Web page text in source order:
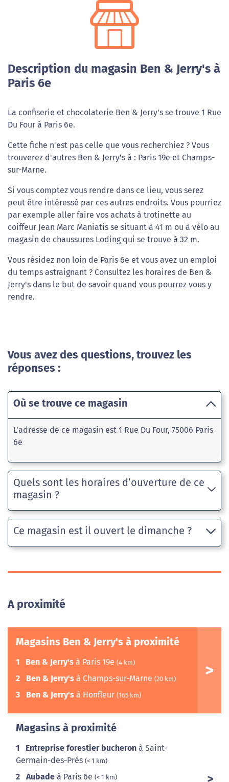
Description du magasin Ben & Jerry's à
Paris 6e
La confiserie et chocolaterie Ben & Jerry's se trouve 1 Rue
Du Four à Paris 6e.
Cette fiche n'est pas celle que vous recherchiez ? Vous
trouverez d'autres Ben & Jerry's à : Paris 19e et Champs-
sur-Marne.
Si vous comptez vous rendre dans ce lieu, vous serez
peut être intéressé par ces autres endroits. Vous pourriez
par exemple aller faire vos achats à trotinette au
coiffeur Jean Marc Maniatis se situant à 41 m ou à vélo au
magasin de chaussures Loding qui se trouve à 32 m.
Vous résidez non loin de Paris 6e et vous avez un emploi
du temps astraignant ? Consultez les horaires de Ben &
Jerry's dans le but de savoir quand vous pourrez vous y
rendre.
Vous avez des questions, trouvez les
réponses :
Où se trouve ce magasin
L'adresse de ce magasin est 1 Rue Du Four, 75006 Paris
6e
Quels sont les horaires d’ouverture de ce
magasin ?
Ce magasin est il ouvert le dimanche ?
A proximité
Magasins Ben & Jerry's à proximité
1 Ben & Jerry's à Paris 19e (4 km)
2 Ben & Jerry's à Champs-sur-Marne (20 km)
3 Ben & Jerry's à Honfleur (165 km)
Magasins à proximité
1 Entreprise forestier bucheron à Saint-
Germain-des-Prés (< 1 km)
2 Aubade à Paris 6e (< 1 km)